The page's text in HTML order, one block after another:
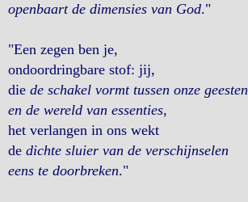
openbaart de dimensies van God."
"Een zegen ben je,
ondoordringbare stof: jij,
die de schakel vormt tussen onze geesten
en de wereld van essenties,
het verlangen in ons wekt
de dichte sluier van de verschijnselen
eens te doorbreken."